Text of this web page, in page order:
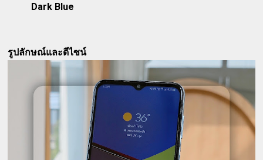
Dark Blue
รูปลักษณ์และดีไซน์